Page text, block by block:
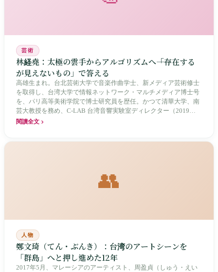
芸術
林経堯：太極の雲手からアルゴリズムへ――「存在する
が見えないもの」で答える
高雄生まれ。台北芸術大学で音楽作曲学士、新メディア芸術修士
を取得し、台湾大学で情報ネットワーク・マルチメディア博士号
を、パリ高等美術学院で博士研究員を歴任。かつて清華大学、南
芸大教授を務め、C-LAB 台湾音響実験室ディレクター（2019
年）、現在は台大 D-School イノベーション領域学士プログラムの
えないものがたくさんある。」
閱讀全文
👥
人物
鄭文琦（てん・ぶんき）：台湾のアートシーンを
「群島」へと押し進めた12年
2017年5月、マレーシアのアーティスト、周盈貞（しゅう・えい